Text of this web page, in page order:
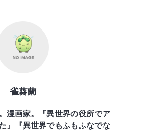
雀葵蘭
漫画家。『異世界の役所でア
』『異世界でもふもふなでな